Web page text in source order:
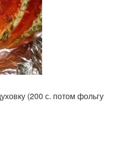
(200 с. потом фольгу